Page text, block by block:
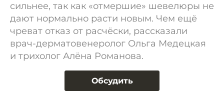
сильнее, так как «отмершие» шевелюры не
дают нормально расти новым. Чем ещё
чреват отказ от расчёски, рассказали
врач-дерматовенеролог Ольга Медецкая
и трихолог Алёна Романова.
Обсудить